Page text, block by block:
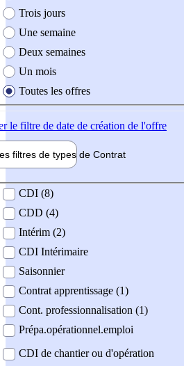
Trois jours
Une semaine
Deux semaines
Un mois
Toutes les offres
le filtre de date de création de l'offre
filtres de types de Contrat
contrat
CDI (8)
CDD (4)
Intérim (2)
CDI Intérimaire
Saisonnier
Contrat apprentissage (1)
Cont. professionnalisation (1)
Prépa.opérationnel.emploi
CDI de chantier ou d'opération